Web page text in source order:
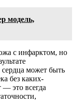
модель,
с инфарктом, но
сердца может быть
без каких-
— это всегда